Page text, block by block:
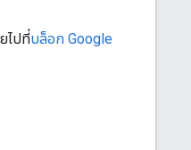
ไปที่บล็อก Google